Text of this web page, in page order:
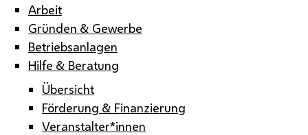
Arbeit
Gründen & Gewerbe
Betriebsanlagen
Hilfe & Beratung
Übersicht
Förderung & Finanzierung
Veranstalter*innen